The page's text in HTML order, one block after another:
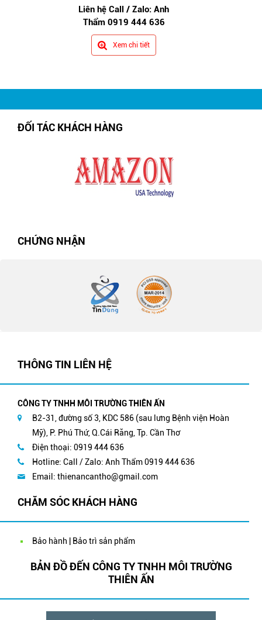
Liên hệ Call / Zalo: Anh
Thẩm 0919 444 636
Xem chi tiết
ĐỐI TÁC KHÁCH HÀNG
CHỨNG NHẬN
THÔNG TIN LIÊN HỆ
CÔNG TY TNHH MÔI TRƯỜNG THIÊN ẤN
B2-31, đường số 3, KDC 586 (sau lưng Bệnh viện Hoàn
Mỹ), P. Phú Thứ, Q.Cái Răng, Tp. Cần Thơ
Điện thoại: 0919 444 636
Hotline: Call / Zalo: Anh Thẩm 0919 444 636
Email: thienancantho@gmail.com
CHĂM SÓC KHÁCH HÀNG
Bảo hành | Bảo trì sản phẩm
BẢN ĐỒ ĐẾN CÔNG TY TNHH MÔI TRƯỜNG
THIÊN ẤN